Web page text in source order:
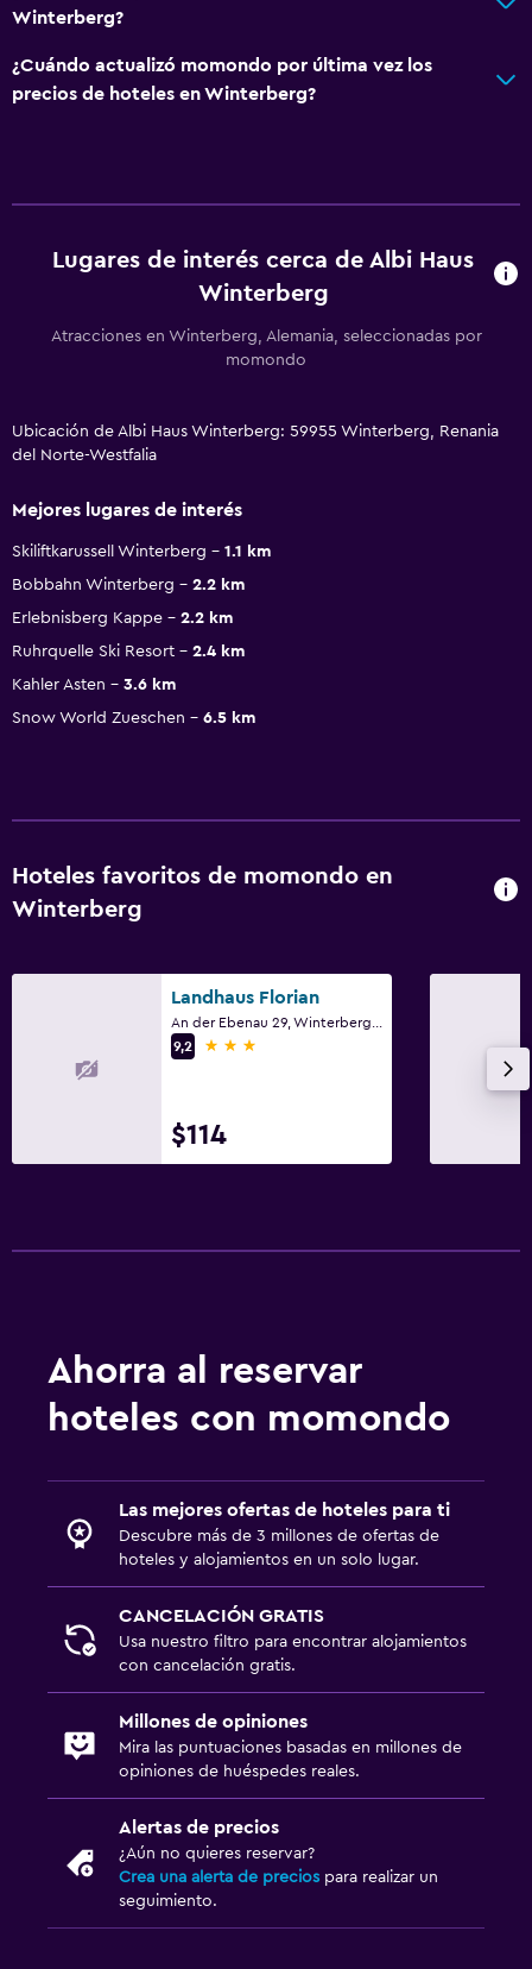
Winterberg?
¿Cuándo actualizó momondo por última vez los
precios de hoteles en Winterberg?
Lugares de interés cerca de Albi Haus
Winterberg
Atracciones en Winterberg, Alemania, seleccionadas por
momondo
Ubicación de Albi Haus Winterberg: 59955 Winterberg, Renania
del Norte-Westfalia
Mejores lugares de interés
Skiliftkarussell Winterberg
1.1 km
Bobbahn Winterberg
2.2 km
Erlebnisberg Kappe
2.2 km
Ruhrquelle Ski Resort
2.4 km
Kahler Asten
3.6 km
Snow World Zueschen
6.5 km
Hoteles favoritos de momondo en
Winterberg
Landhaus Florian
9,2
3 estrellas
$114
Ahorra al reservar
hoteles con momondo
Las mejores ofertas de hoteles para ti
Descubre más de 3 millones de ofertas de
hoteles y alojamientos en un solo lugar.
CANCELACIÓN GRATIS
Usa nuestro filtro para encontrar alojamientos
con cancelación gratis.
Millones de opiniones
Mira las puntuaciones basadas en millones de
opiniones de huéspedes reales.
Alertas de precios
¿Aún no quieres reservar?
Crea una alerta de precios para realizar un
seguimiento.